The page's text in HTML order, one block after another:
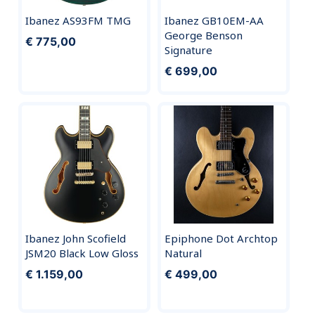
Ibanez AS93FM TMG
€ 775,00
Ibanez GB10EM-AA
George Benson
Signature
€ 699,00
Ibanez John Scofield
JSM20 Black Low Gloss
€ 1.159,00
Epiphone Dot Archtop
Natural
€ 499,00